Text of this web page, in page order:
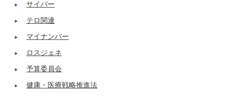
サイバー
テロ関連
マイナンバー
ロスジェネ
予算委員会
健康・医療戦略推進法